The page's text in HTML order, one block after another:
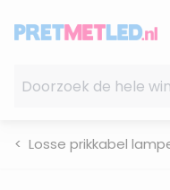
Losse prikkabel